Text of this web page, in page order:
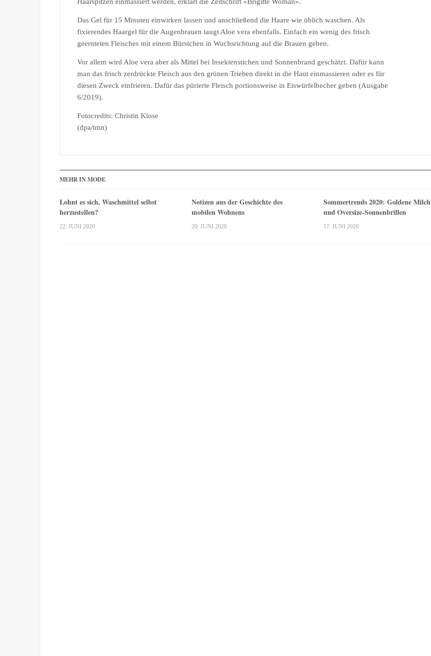
Das Gel für 15 Minuten einwirken lassen und anschließend die Haare wie üblich waschen. Als
fixierendes Haargel für die Augenbrauen taugt Aloe vera ebenfalls. Einfach ein wenig des frisch
geernteten Fleisches mit einem Bürstchen in Wuchsrichtung auf die Brauen geben.
Vor allem wird Aloe vera aber als Mittel bei Insektenstichen und Sonnenbrand geschätzt. Dafür kann
man das frisch zerdrückte Fleisch aus den grünen Trieben direkt in die Haut einmassieren oder es für
diesen Zweck einfrieren. Dafür das pürierte Fleisch portionsweise in Eiswürfelbecher geben (Ausgabe
6/2019).
Fotocredits: Christin Klose
(dpa/tmn)
MEHR IN MODE
Lohnt es sich, Waschmittel selbst
herzustellen?
22. JUNI 2020
Notizen aus der Geschichte des
mobilen Wohnens
20. JUNI 2020
Sommertrends 2020: Goldene Milch
und Oversize-Sonnenbrillen
17. JUNI 2020